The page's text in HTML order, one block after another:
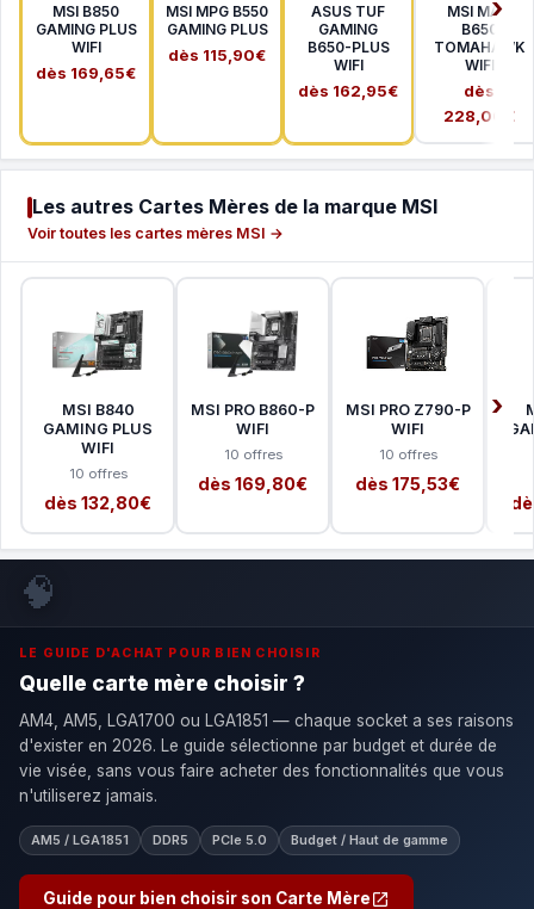
MSI B850
GAMING PLUS
WIFI
dès 169,65€
MSI MPG B550
GAMING PLUS
dès 115,90€
ASUS TUF
GAMING
B650-PLUS
WIFI
dès 162,95€
MSI MAG
B650
TOMAHAWK
WIFI
dès
228,00€
Les autres Cartes Mères de la marque MSI
Voir toutes les cartes mères MSI →
MSI B840
GAMING PLUS
WIFI
10 offres
dès 132,80€
MSI PRO B860-P
WIFI
10 offres
dès 169,80€
MSI PRO Z790-P
WIFI
10 offres
dès 175,53€
🧠
LE GUIDE D'ACHAT POUR BIEN CHOISIR
Quelle carte mère choisir ?
AM4, AM5, LGA1700 ou LGA1851 — chaque socket a ses raisons
d'exister en 2026. Le guide sélectionne par budget et durée de
vie visée, sans vous faire acheter des fonctionnalités que vous
n'utiliserez jamais.
AM5 / LGA1851 DDR5 PCIe 5.0 Budget / Haut de gamme
Guide pour bien choisir son Carte Mère